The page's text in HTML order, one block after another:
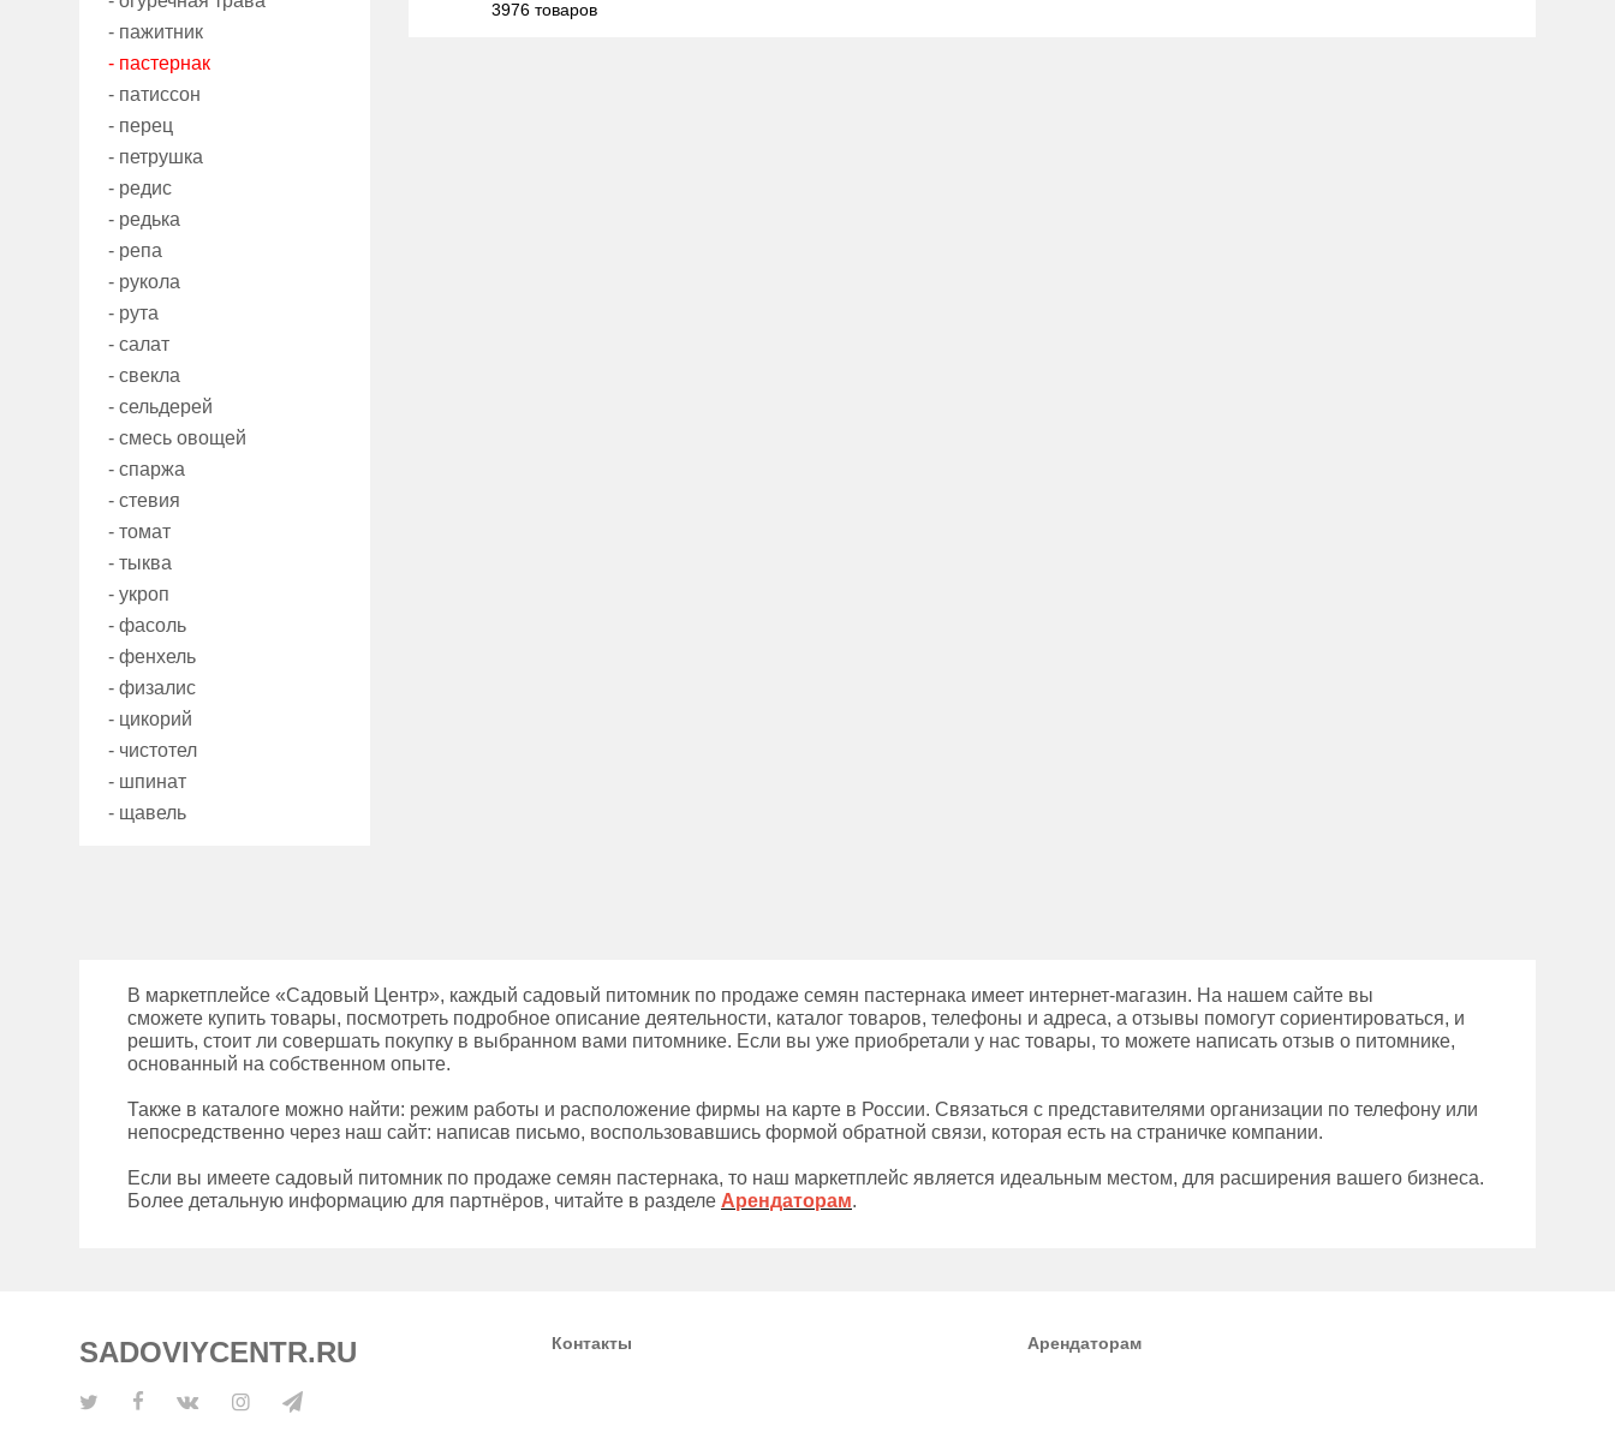
- пажитник
- пастернак
- патиссон
- перец
- петрушка
- редис
- редька
- репа
- рукола
- рута
- салат
- свекла
- сельдерей
- смесь овощей
- спаржа
- стевия
- томат
- тыква
- укроп
- фасоль
- фенхель
- физалис
- цикорий
- чистотел
- шпинат
- щавель
3976 товаров
В маркетплейсе «Садовый Центр», каждый садовый питомник по продаже семян пастернака имеет интернет-магазин. На нашем сайте вы
сможете купить товары, посмотреть подробное описание деятельности, каталог товаров, телефоны и адреса, а отзывы помогут сориентироваться, и
решить, стоит ли совершать покупку в выбранном вами питомнике. Если вы уже приобретали у нас товары, то можете написать отзыв о питомнике,
основанный на собственном опыте.
Также в каталоге можно найти: режим работы и расположение фирмы на карте в России. Связаться с представителями организации по телефону или
непосредственно через наш сайт: написав письмо, воспользовавшись формой обратной связи, которая есть на страничке компании.
Если вы имеете садовый питомник по продаже семян пастернака, то наш маркетплейс является идеальным местом, для расширения вашего бизнеса.
Более детальную информацию для партнёров, читайте в разделе Арендаторам.
SADOVIYCENTR.RU Контакты Арендаторам